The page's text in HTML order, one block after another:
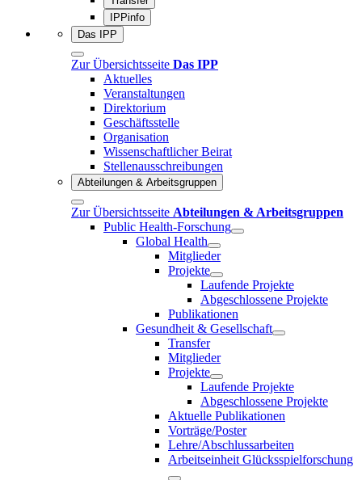
IPPinfo
Das IPP
Zur Übersichtsseite Das IPP
Aktuelles
Veranstaltungen
Direktorium
Geschäftsstelle
Organisation
Wissenschaftlicher Beirat
Stellenausschreibungen
Abteilungen & Arbeitsgruppen
Zur Übersichtsseite Abteilungen & Arbeitsgruppen
Public Health-Forschung
Global Health
Mitglieder
Projekte
Laufende Projekte
Abgeschlossene Projekte
Publikationen
Gesundheit & Gesellschaft
Transfer
Mitglieder
Projekte
Laufende Projekte
Abgeschlossene Projekte
Aktuelle Publikationen
Vorträge/Poster
Lehre/Abschlussarbeiten
Arbeitseinheit Glücksspielforschung